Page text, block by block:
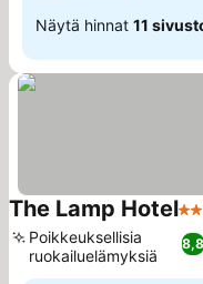
Näytä hinnat 11
The Lamp Hotel4
Poikkeuksellisia
ruokailuelämyksiä